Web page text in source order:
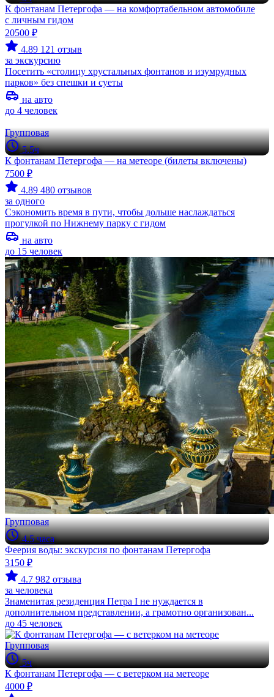
К фонтанам Петергофа — на комфортабельном автомобиле
с личным гидом
20500 ₽
4.89 121 отзыв
за экскурсию
Посетить «столицу хрустальных фонтанов и изумрудных
парков» без спешки и суеты
на авто
до 4 человек
Групповая
5.5ч
К фонтанам Петергофа — на метеоре (билеты включены)
7500 ₽
4.89 480 отзывов
за одного
Сэкономить время в пути, чтобы дольше наслаждаться
прогулкой по Нижнему парку с гидом
на авто
до 15 человек
Групповая
4.5 часа
Феерия воды: экскурсия по фонтанам Петергофа
3150 ₽
4.7 982 отзыва
за человека
Знаменитая резиденция Петра I не нуждается в
дополнительном представлении, а грамотно организован...
до 45 человек
Групповая
5ч
К фонтанам Петергофа — с ветерком на метеоре
4000 ₽